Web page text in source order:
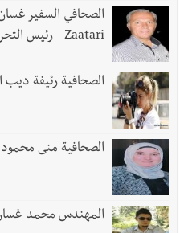
Zaatari - رئيس التحرير
الصحافية رئيفة ديب
الصحافية منى محمود
المهندس محمد